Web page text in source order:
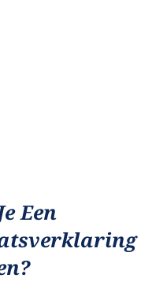
Een